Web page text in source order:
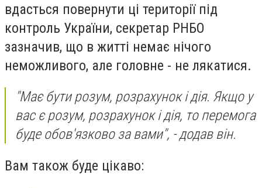
вдасться повернути ці території під
контроль України, секретар РНБО
зазначив, що в житті немає нічого
неможливого, але головне - не лякатися.
"Має бути розум, розрахунок і дія. Якщо у
вас є розум, розрахунок і дія, то перемога
буде обов'язково за вами", - додав він.
Вам також буде цікаво: